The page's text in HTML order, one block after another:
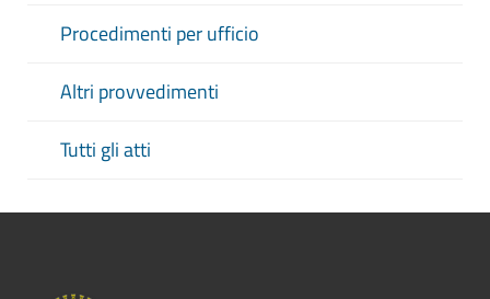
Procedimenti per ufficio
Altri provvedimenti
Tutti gli atti